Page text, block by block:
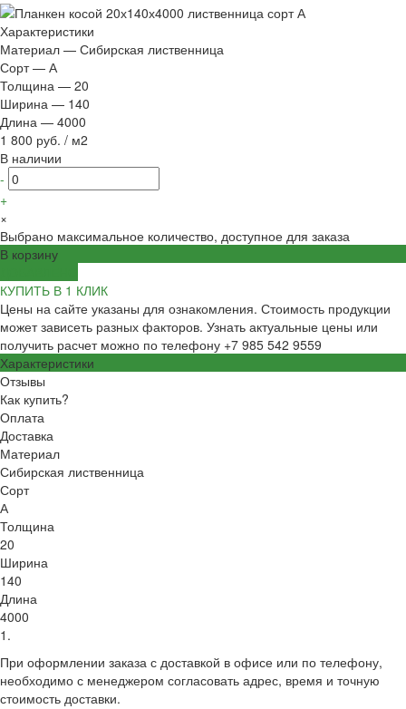
Характеристики
Материал — Сибирская лиственница
Сорт — А
Толщина — 20
Ширина — 140
Длина — 4000
1 800 руб. / м2
В наличии
-
+
×
Выбрано максимальное количество, доступное для заказа
В корзину
КУПИТЬ В 1 КЛИК
Цены на сайте указаны для ознакомления. Стоимость продукции
может зависеть разных факторов. Узнать актуальные цены или
получить расчет можно по телефону +7 985 542 9559
Характеристики
Отзывы
Как купить?
Оплата
Доставка
Материал
Сибирская лиственница
Сорт
А
Толщина
20
Ширина
140
Длина
4000
1.
При оформлении заказа с доставкой в офисе или по телефону,
необходимо с менеджером согласовать адрес, время и точную
стоимость доставки.